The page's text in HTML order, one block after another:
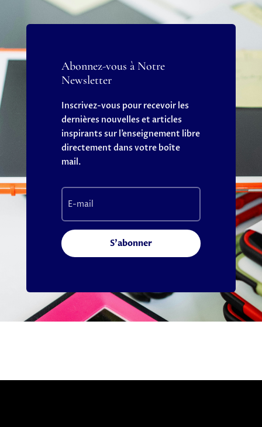
Abonnez-vous à Notre
Newsletter
Inscrivez-vous pour recevoir les
dernières nouvelles et articles
inspirants sur l’enseignement libre
directement dans votre boîte
mail.
S'abonner